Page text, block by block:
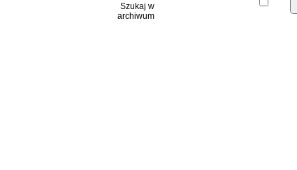
Szukaj w
archiwum